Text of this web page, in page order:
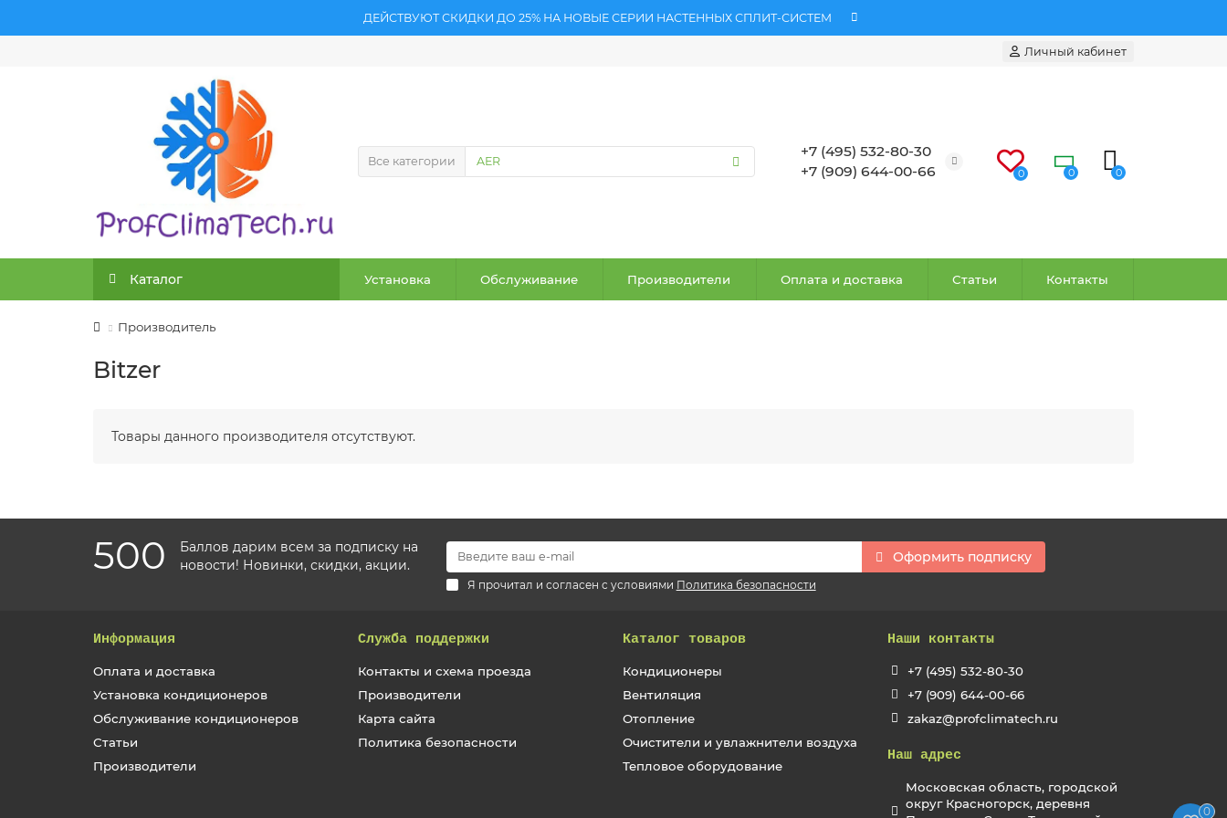
ДЕЙСТВУЮТ СКИДКИ ДО 25% НА НОВЫЕ СЕРИИ НАСТЕННЫХ СПЛИТ-СИСТЕМ
Личный кабинет
Все категории
+7 (495) 532-80-30
+7 (909) 644-00-66
0 0 0
Каталог Установка Обслуживание Производители Оплата и доставка Статьи Контакты
Производитель
Bitzer
Товары данного производителя отсутствуют.
500
Баллов дарим всем за подписку на
новости! Новинки, скидки, акции.
Оформить подписку
Я прочитал и согласен с условиями Политика безопасности
Информация
Оплата и доставка
Установка кондиционеров
Обслуживание кондиционеров
Статьи
Производители
Служба поддержки
Контакты и схема проезда
Производители
Карта сайта
Политика безопасности
Каталог товаров
Кондиционеры
Вентиляция
Отопление
Очистители и увлажнители воздуха
Тепловое оборудование
Наши контакты
+7 (495) 532-80-30
+7 (909) 644-00-66
zakaz@profclimatech.ru
Наш адрес
Московская область, городской
округ Красногорск, деревня
0